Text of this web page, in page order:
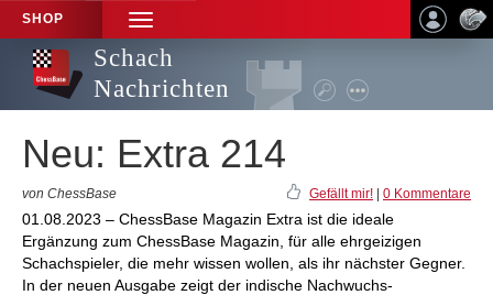
SHOP
TOGGLE
NAVIGATION
Schach
Nachrichten
Neu: Extra 214
von ChessBase Gefällt mir! 0 Kommentare
01.08.2023 – ChessBase Magazin Extra ist die ideale
Ergänzung zum ChessBase Magazin, für alle ehrgeizigen
Schachspieler, die mehr wissen wollen, als ihr nächster Gegner.
In der neuen Ausgabe zeigt der indische Nachwuchs-